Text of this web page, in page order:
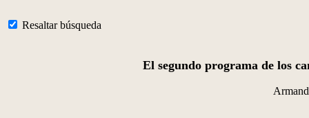
Resaltar búsqueda
El segundo programa de los